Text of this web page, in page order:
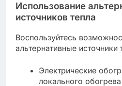
Использование
источников тепла
Воспользуйтесь
альтернативные
Электрические
локального обогрева